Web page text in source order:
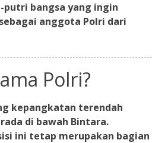
bangsa yang ingin
anggota Polri dari
Polri?
kepangkatan terendah
di bawah Bintara.
ini tetap merupakan bagian